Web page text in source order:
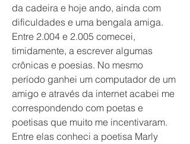
da cadeira e hoje ando, ainda com
dificuldades e uma bengala amiga.
Entre 2.004 e 2.005 comecei,
timidamente, a escrever algumas
crônicas e poesias. No mesmo
período ganhei um computador de um
amigo e através da internet acabei me
correspondendo com poetas e
poetisas que muito me incentivaram.
Entre elas conheci a poetisa Marly